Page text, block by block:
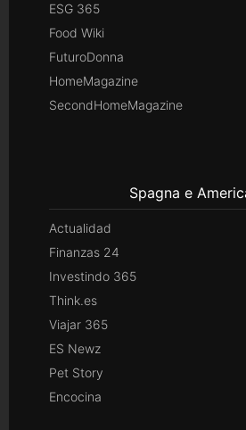
ESG 365
Food Wiki
FuturoDonna
HomeMagazine
SecondHomeMagazine
Spagna e
Actualidad
Finanzas 24
Investindo 365
Think.es
Viajar 365
ES Newz
Pet Story
Encocina